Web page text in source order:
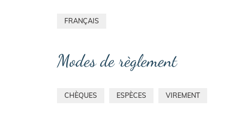
FRANÇAIS
Modes de règlement
CHÈQUES ESPÈCES VIREMENT